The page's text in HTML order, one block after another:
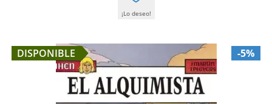
¡Lo deseo!
DISPONIBLE -5%